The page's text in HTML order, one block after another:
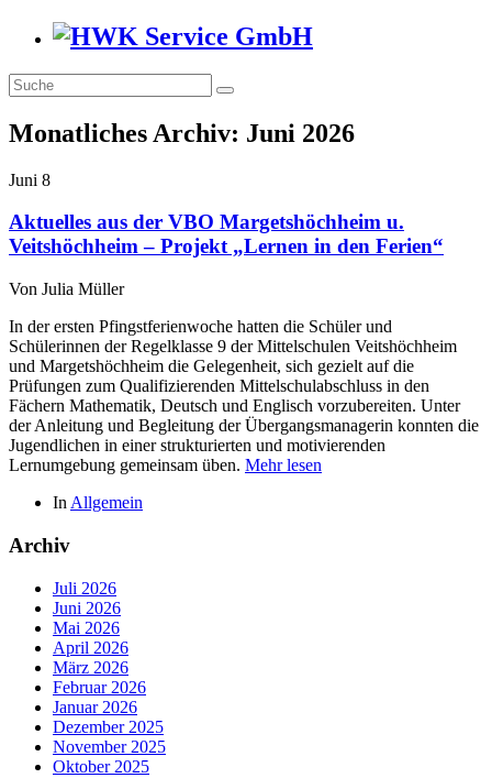
Monatliches Archiv: Juni 2026
Juni 8
Aktuelles aus der VBO Margetshöchheim u.
Veitshöchheim – Projekt „Lernen in den Ferien“
Von Julia Müller
In der ersten Pfingstferienwoche hatten die Schüler und
Schülerinnen der Regelklasse 9 der Mittelschulen Veitshöchheim
und Margetshöchheim die Gelegenheit, sich gezielt auf die
Prüfungen zum Qualifizierenden Mittelschulabschluss in den
Fächern Mathematik, Deutsch und Englisch vorzubereiten. Unter
der Anleitung und Begleitung der Übergangsmanagerin konnten die
Jugendlichen in einer strukturierten und motivierenden
Lernumgebung gemeinsam üben. Mehr lesen
In Allgemein
Archiv
Juli 2026
Juni 2026
Mai 2026
April 2026
März 2026
Februar 2026
Januar 2026
Dezember 2025
November 2025
Oktober 2025